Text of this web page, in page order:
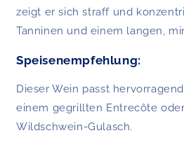
zeigt er sich straff und
Tanninen und einem langen,
Speisenempfehlung:
Dieser Wein passt
einem gegrillten Entrecôte
Wildschwein-Gulasch.